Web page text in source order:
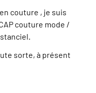
couture , je suis
couture mode /
sorte, à présent